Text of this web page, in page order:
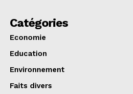
Catégories
Economie
Education
Environnement
Faits divers